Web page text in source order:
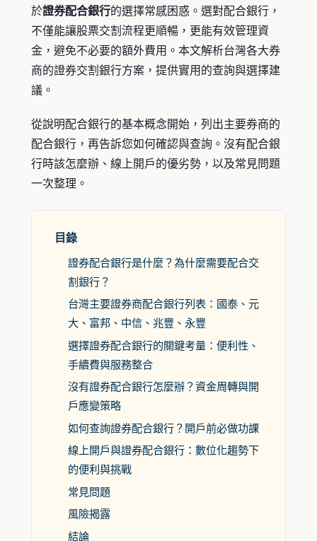
於證券配合銀行的選擇常感困惑。選對配合銀行，
不僅能讓股票交割流程更順暢，更能有效管理資
金，避免不必要的額外費用。本文解析台灣各大券
商的證券交割銀行方案，提供實用的查詢與選擇建
議。
從說明配合銀行的基本概念開始，列出主要券商的
配合銀行，再告訴您如何確認與查詢。沒有配合銀
行時該怎麼辦、線上開戶的優劣勢，以及常見問題
一次整理。
目錄
證券配合銀行是什麼？為什麼需要配合交
割銀行？
台灣主要證券商配合銀行列表：國泰、元
大、富邦、中信、兆豐、永豐
選擇證券配合銀行的關鍵考量：便利性、
手續費與服務整合
沒有證券配合銀行怎麼辦？資金周轉與開
戶應變策略
如何查詢證券配合銀行？開戶前必做功課
線上開戶與證券配合銀行：數位化趨勢下
的便利與挑戰
常見問題
風險揭露
結論